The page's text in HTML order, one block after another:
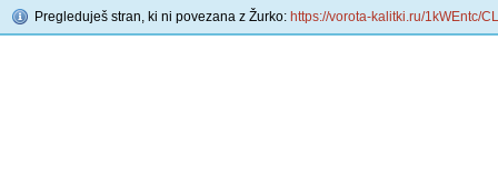
Pregleduješ stran, ki ni povezana z Žurko: https://vorota-kalitki.ru/1kWEntc/